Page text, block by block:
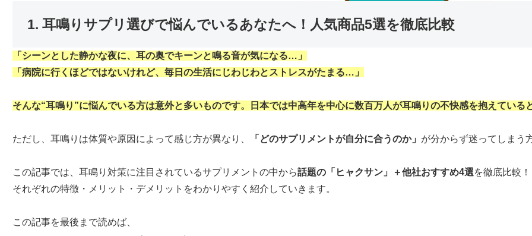
1. 耳鳴りサプリ選びで悩んでいるあなたへ！人気商品5選を徹底比較
「シーンとした静かな夜に、耳の奥でキーンと鳴る音が気になる…」
「病院に行くほどではないけれど、毎日の生活にじわじわとストレスがたまる…」
そんな“耳鳴り”に悩んでいる方は意外と多いものです。日本では中高年を中心に数百万人が耳鳴りの不快感を抱えている
ただし、耳鳴りは体質や原因によって感じ方が異なり、 「どのサプリメントが自分に合うのか」 が分からず迷ってしまう
この記事では、耳鳴り対策に注目されているサプリメントの中から話題の「ヒャクサン」＋他社おすすめ4選を徹底比較！
それぞれの特徴・メリット・デメリットをわかりやすく紹介していきます。
この記事を最後まで読めば、